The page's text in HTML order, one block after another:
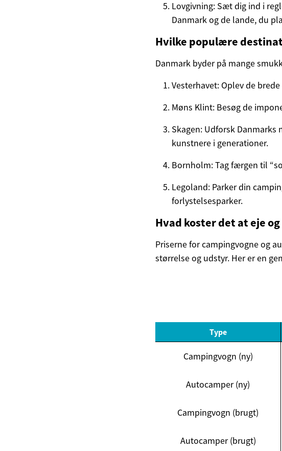
Lovgivning: Sæt dig ind i
Danmark og de lande, du
Hvilke populære
Danmark byder på mange
Vesterhavet: Oplev de
Møns Klint: Besøg de
Skagen: Udforsk
kunstnere i generationer.
Bornholm: Tag færgen til
Legoland: Parker din
forlystelsesparker.
Hvad koster det at eje
Priserne for campingvogne og
størrelse og udstyr. Her er en
Type
Campingvogn (ny)
Autocamper (ny)
Campingvogn (brugt)
Autocamper (brugt)